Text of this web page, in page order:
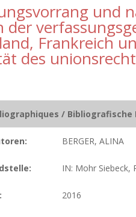
und
der
Frankreich
des
/ Bibliografische
BERGER, ALINA
IN: Mohr Siebeck,
2016